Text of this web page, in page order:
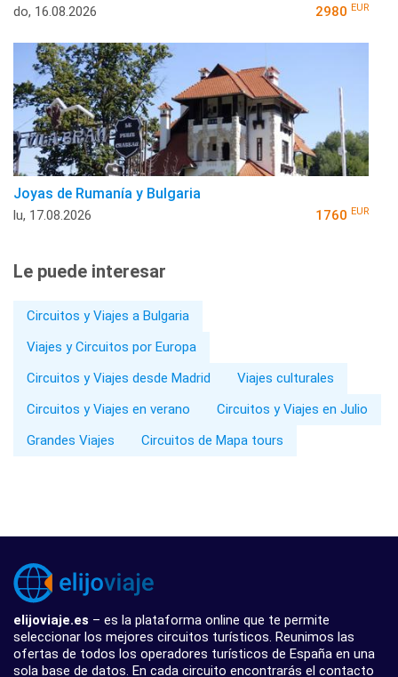
do, 16.08.2026 2980 EUR
Joyas de Rumanía y Bulgaria
lu, 17.08.2026 1760 EUR
Le puede interesar
Circuitos y Viajes a Bulgaria
Viajes y Circuitos por Europa
Circuitos y Viajes desde Madrid
Viajes culturales
Circuitos y Viajes en verano
Circuitos y Viajes en Julio
Grandes Viajes
Circuitos de Mapa tours
elijoviaje.es – es la plataforma online que te permite
seleccionar los mejores circuitos turísticos. Reunimos las
ofertas de todos los operadores turísticos de España en una
sola base de datos. En cada circuito encontrarás el contacto